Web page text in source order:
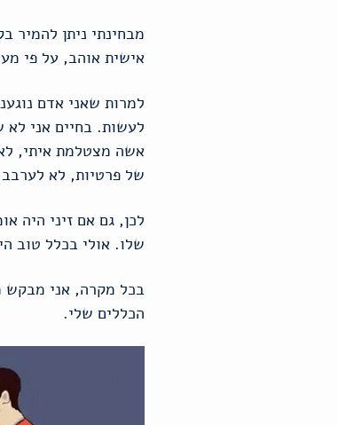
מבחינתי ניתן להמיר
אישית אוהב, על פי
למרות שאני אדם
לעשות. בחיים אני
אשה מצטלמת איתי,
של פרטיות, לא
לכן, גם אם זיני היה
שלו. אולי בכלל טוב
בכל מקרה, אני מבקש
הכללים שלי.